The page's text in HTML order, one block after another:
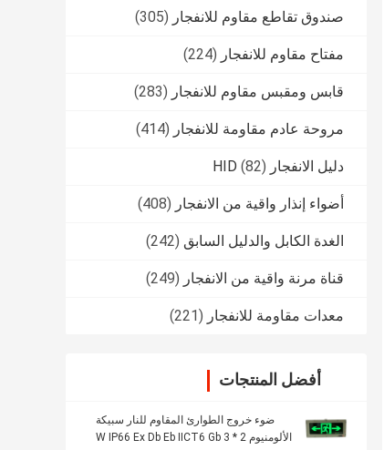
صندوق تقاطع مقاوم للانفجار (305)
مفتاح مقاوم للانفجار (224)
قابس ومقبس مقاوم للانفجار (283)
مروحة عادم مقاومة للانفجار (414)
دليل الانفجار HID (82)
أضواء إنذار واقية من الانفجار (408)
الغدة الكابل والدليل السابق (242)
قناة مرنة واقية من الانفجار (249)
معدات مقاومة للانفجار (221)
أفضل المنتجات
ضوء خروج الطوارئ المقاوم للنار سبيكة
الألومنيوم 2 * 3 W IP66 Ex Db Eb IICT6 Gb